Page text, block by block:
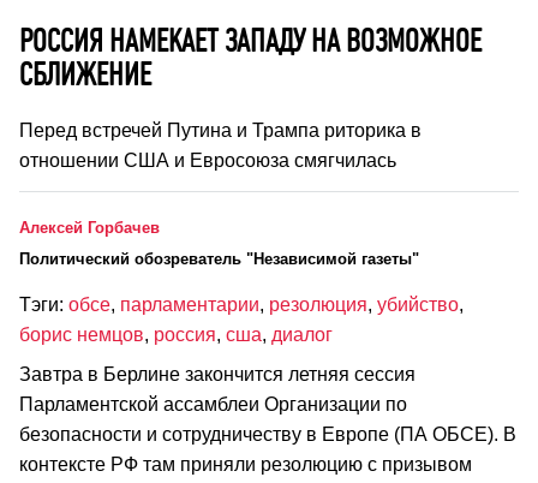
РОССИЯ НАМЕКАЕТ ЗАПАДУ НА ВОЗМОЖНОЕ
СБЛИЖЕНИЕ
Перед встречей Путина и Трампа риторика в
отношении США и Евросоюза смягчилась
Алексей Горбачев
Политический обозреватель "Независимой газеты"
Тэги: обсе, парламентарии, резолюция, убийство,
борис немцов, россия, сша, диалог
Завтра в Берлине закончится летняя сессия
Парламентской ассамблеи Организации по
безопасности и сотрудничеству в Европе (ПА ОБСЕ). В
контексте РФ там приняли резолюцию с призывом